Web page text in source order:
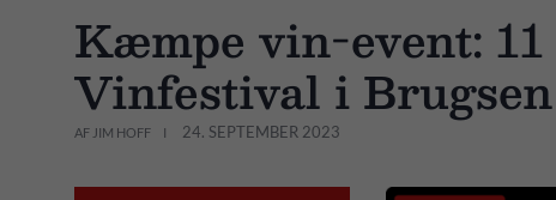
Kæmpe vin-event: 11
Vinfestival i Brugsen
AF JIM HOFF 24. SEPTEMBER 2023